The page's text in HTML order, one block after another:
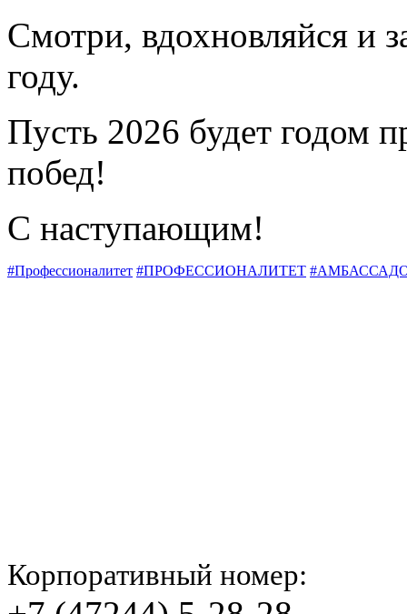
Смотри, вдохновляйся и
году.
Пусть 2026 будет годом
побед!
С наступающим!
#Профессионалитет #ПРОФЕССИОНАЛИТЕТ
Корпоративный номер: